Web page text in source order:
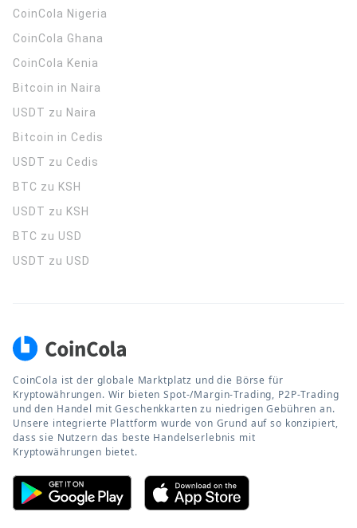
CoinCola Nigeria
CoinCola Ghana
CoinCola Kenia
Bitcoin in Naira
USDT zu Naira
Bitcoin in Cedis
USDT zu Cedis
BTC zu KSH
USDT zu KSH
BTC zu USD
USDT zu USD
CoinCola ist der globale Marktplatz und die Börse für
Kryptowährungen. Wir bieten Spot-/Margin-Trading, P2P-Trading
und den Handel mit Geschenkkarten zu niedrigen Gebühren an.
Unsere integrierte Plattform wurde von Grund auf so konzipiert,
dass sie Nutzern das beste Handelserlebnis mit
Kryptowährungen bietet.